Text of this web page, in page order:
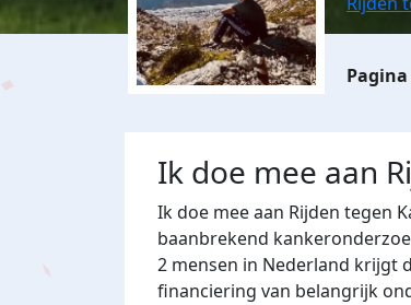
Ik doe mee aan
Ik doe mee aan Rijden tegen
baanbrekend
2 mensen in Nederland krijgt
financiering van belangrijk